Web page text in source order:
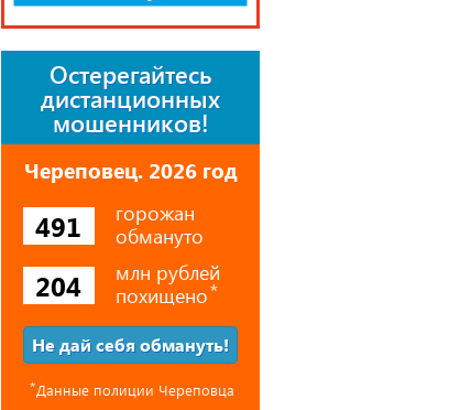
Остерегайтесь
дистанционных
мошенников!
Череповец. 2026 год
491
горожан
обмануто
204
млн рублей
похищено⃰
Не дай себя обмануть!
⃰Данные полиции Череповца